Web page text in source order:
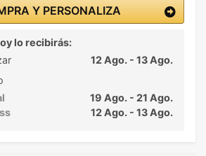
Y PERSONALIZA
lo recibirás:
12 Ago. - 13 Ago.
19 Ago. - 21 Ago.
12 Ago. - 13 Ago.